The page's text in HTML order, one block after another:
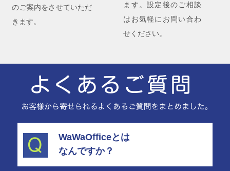
のご案内をさせていただ
きます。
ます。設定後のご相談
はお気軽にお問い合わ
せください。
WaWaOfficeとは
なんですか？